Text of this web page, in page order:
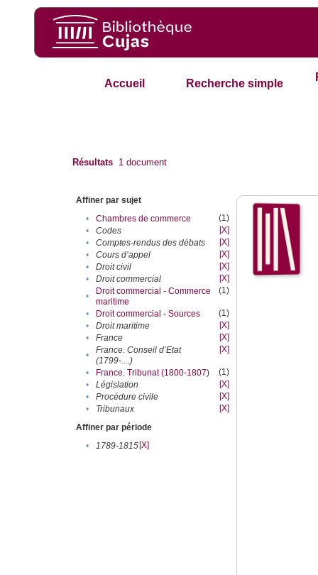
Accueil Recherche simple
Résultats 1 document
Affiner par sujet
•
Chambres de commerce
(1)
•
Codes
[X]
•
Comptes-rendus des débats
[X]
•
Cours d’appel
[X]
•
Droit civil
[X]
•
Droit commercial
[X]
•
Droit commercial - Commerce
maritime
(1)
• Droit commercial - Sources
(1)
•
Droit maritime
[X]
•
France
[X]
•
France. Conseil d’Etat
(1799-....)
[X]
• France. Tribunat (1800-1807)
(1)
•
Législation
[X]
•
Procédure civile
[X]
•
Tribunaux
[X]
Affiner par période
•
1789-1815[X]